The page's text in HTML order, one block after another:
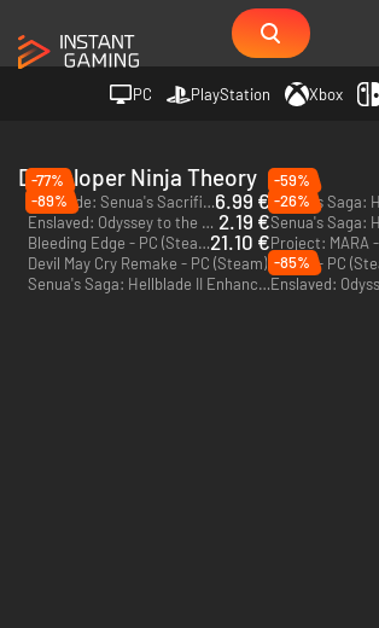
PC PlayStation Xbox
Deweloper Ninja Theory
-77%
Hellblade: Senua's Sacrifice - PC (Steam)6.99 €
-59%
-89%
Enslaved: Odyssey to the West Premium Edition - PC (Steam) 2.19 €
-26%
Bleeding Edge - PC (Steam)21.10 €Project: MARA
Devil May Cry Remake - PC (Steam) Senua - PC
Senua's Saga: Hellblade II Enhanced Edition - PS5
-85%